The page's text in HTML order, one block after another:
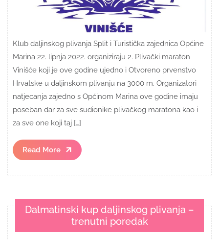
Klub daljinskog plivanja Split i Turistička zajednica Općine
Marina 22. lipnja 2022. organiziraju 2. Plivački maraton
Vinišće koji je ove godine ujedno i Otvoreno prvenstvo
Hrvatske u daljinskom plivanju na 3000 m. Organizatori
natjecanja zajedno s Općinom Marina ove godine imaju
poseban dar za sve sudionike plivačkog maratona kao i
za sve one koji taj […]
Read More
Read
More
Dalmatinski kup daljinskog plivanja –
trenutni poredak